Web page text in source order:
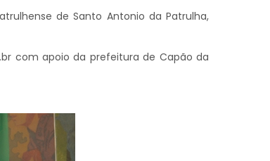
de Santo Antonio da Patrulha,
com apoio da prefeitura de Capão da